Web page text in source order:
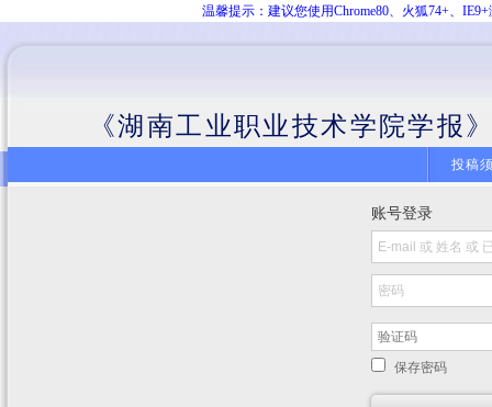
温馨提示：建议您使用Chrome80、火狐74+、
《湖南工业职业技术学院学报
投稿
账号登录
保存密码